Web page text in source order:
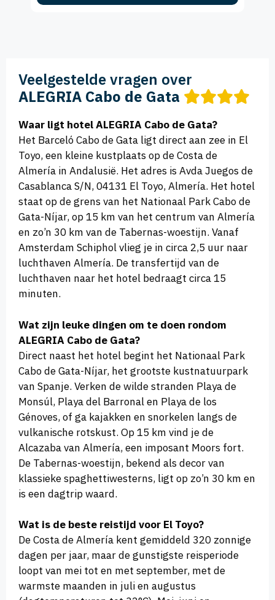
Veelgestelde vragen over
ALEGRIA Cabo de Gata
Waar ligt hotel ALEGRIA Cabo de Gata?
Het Barceló Cabo de Gata ligt direct aan zee in El
Toyo, een kleine kustplaats op de Costa de
Almería in Andalusië. Het adres is Avda Juegos de
Casablanca S/N, 04131 El Toyo, Almería. Het hotel
staat op de grens van het Nationaal Park Cabo de
Gata-Níjar, op 15 km van het centrum van Almería
en zo’n 30 km van de Tabernas-woestijn. Vanaf
Amsterdam Schiphol vlieg je in circa 2,5 uur naar
luchthaven Almería. De transfertijd van de
luchthaven naar het hotel bedraagt circa 15
minuten.
Wat zijn leuke dingen om te doen rondom
ALEGRIA Cabo de Gata?
Direct naast het hotel begint het Nationaal Park
Cabo de Gata-Níjar, het grootste kustnatuurpark
van Spanje. Verken de wilde stranden Playa de
Monsúl, Playa del Barronal en Playa de los
Génoves, of ga kajakken en snorkelen langs de
vulkanische rotskust. Op 15 km vind je de
Alcazaba van Almería, een imposant Moors fort.
De Tabernas-woestijn, bekend als decor van
klassieke spaghettiwesterns, ligt op zo’n 30 km en
is een dagtrip waard.
Wat is de beste reistijd voor El Toyo?
De Costa de Almería kent gemiddeld 320 zonnige
dagen per jaar, maar de gunstigste reisperiode
loopt van mei tot en met september, met de
warmste maanden in juli en augustus